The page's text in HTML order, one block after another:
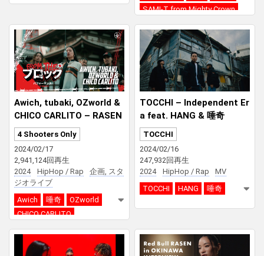
SAMI-T from Mighty Crown
GeG
Awich, tubaki, OZworld &
CHICO CARLITO – RASEN
in OKINAWA | From The Bl
ock Performance
yo)
4 Shooters Only
2024/02/17
2,941,124回再生
2024
HipHop / Rap
企画, スタ
ジオライブ
Awich
唾奇
OZworld
CHICO CARLITO
From The Block Performance
USA
TOCCHI – Independent Er
a feat. HANG & 唾奇
TOCCHI
2024/02/16
247,932回再生
2024
HipHop / Rap
MV
TOCCHI
HANG 唾奇